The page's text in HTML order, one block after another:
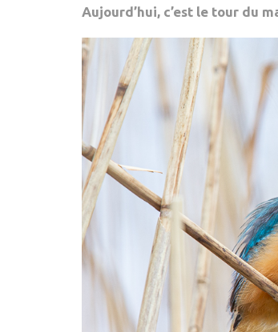
Aujourd’hui, c’est le tour du